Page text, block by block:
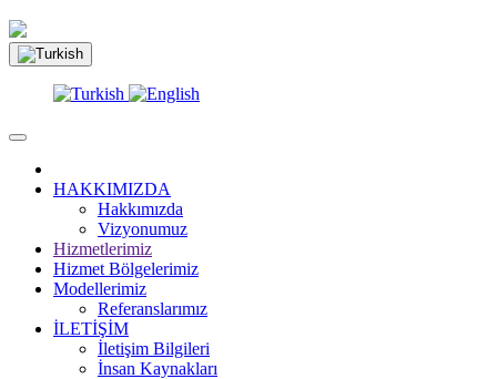
HAKKIMIZDA
Hakkımızda
Vizyonumuz
Hizmetlerimiz
Hizmet Bölgelerimiz
Modellerimiz
Referanslarımız
İLETİŞİM
İletişim Bilgileri
İnsan Kaynakları